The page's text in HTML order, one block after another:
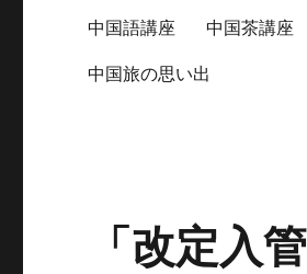
中国語講座 中国茶講座
中国旅の思い出
「改定入